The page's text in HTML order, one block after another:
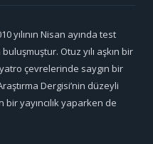
yılının Nisan ayında test
Otuz yılı aşkın bir
çevrelerinde saygın bir
Dergisi’nin düzeyli
yayıncılık yaparken de